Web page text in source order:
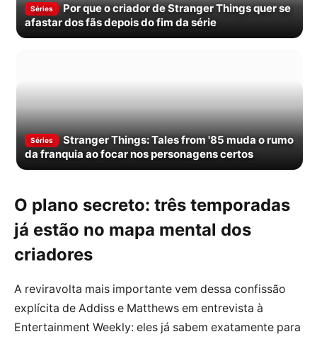
Séries
Por que o criador de Stranger Things quer se
afastar dos fãs depois do fim da série
Séries
Stranger Things: Tales from '85 muda o rumo
da franquia ao focar nos personagens certos
O plano secreto: três temporadas
já estão no mapa mental dos
criadores
A reviravolta mais importante vem dessa confissão
explícita de Addiss e Matthews em entrevista à
Entertainment Weekly: eles já sabem exatamente para